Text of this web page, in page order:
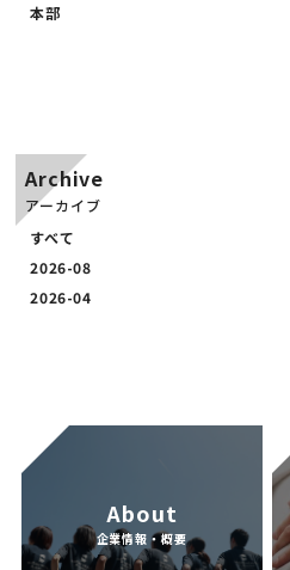
CONTACT
本部
Archive
アーカイブ
すべて
2026-08
2026-04
About
企業情報・概要